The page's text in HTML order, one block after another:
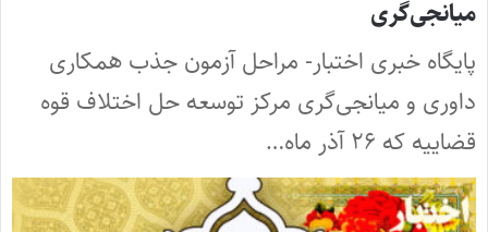
میانجی‌گری
پایگاه خبری اختبار- مراحل آزمون جذب همکاری
داوری و میانجی‌گری مرکز توسعه حل اختلاف قوه
قضاییه که ۲۶ آذر ماه…